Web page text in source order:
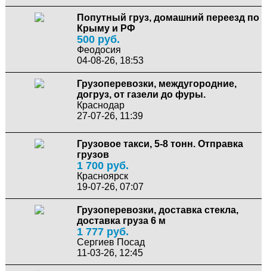
Попутный груз, домашний переезд по
Крыму и РФ
500 руб.
Феодосия
04-08-26, 18:53
Грузоперевозки, междугородние,
догруз, от газели до фуры.
Краснодар
27-07-26, 11:39
Грузовое такси, 5-8 тонн. Отправка
грузов
1 700 руб.
Красноярск
19-07-26, 07:07
Грузоперевозки, доставка стекла,
доставка груза 6 м
1 777 руб.
Сергиев Посад
11-03-26, 12:45